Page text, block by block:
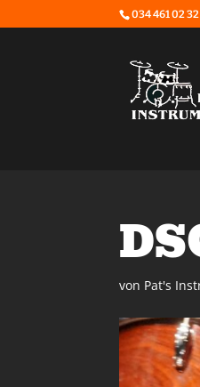
034 461 02 32
von Pat's